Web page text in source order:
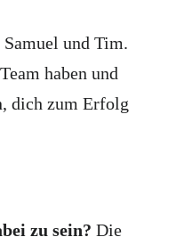
und Tim.
haben und
dich zum Erfolg
zu sein? Die